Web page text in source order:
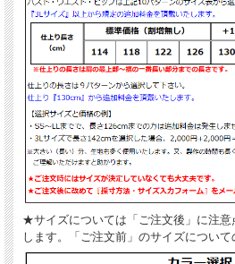
★サイズについては「ご注文後」に注意
します。「ご注文前」のサイズについて